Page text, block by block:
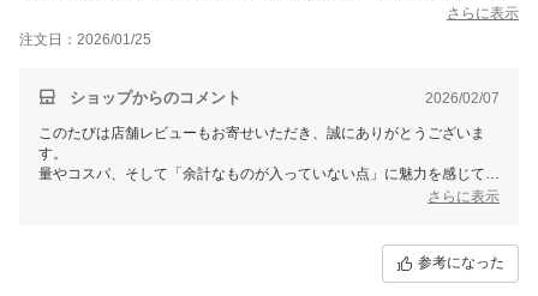
美味しいです。
さらに表示
注文日：2026/01/25
ショップからのコメント 2026/02/07
このたびは店舗レビューもお寄せいただき、誠にありがとうございま
す。
量やコスパ、そして「余計なものが入っていない点」に魅力を感じてい
常連のお客様の皆さまは、色々とそう工夫しながら楽しんでいる様で
さらに表示
参考になった